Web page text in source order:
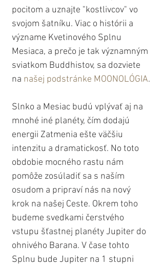
pocitom a uznajte "kostlivcov" vo
svojom šatníku. Viac o histórii a
význame Kvetinového Splnu
Mesiaca, a prečo je tak významným
sviatkom Buddhistov, sa dozviete
na našej podstránke MOONOLÓGIA.
Slnko a Mesiac budú vplývať aj na
mnohé iné planéty, čím dodajú
energii Zatmenia ešte väčšiu
intenzitu a dramatickosť. No toto
obdobie mocného rastu nám
pomôže zosúladiť sa s naším
osudom a pripraví nás na nový
krok na našej Ceste. Okrem toho
budeme svedkami čerstvého
vstupu šťastnej planéty Jupiter do
ohnivého Barana. V čase tohto
Splnu bude Jupiter na 1 stupni